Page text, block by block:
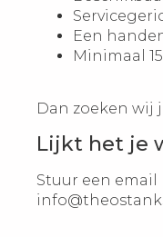
Een
Minimaal
Dan zoeken wij
Lijkt het je
Stuur een